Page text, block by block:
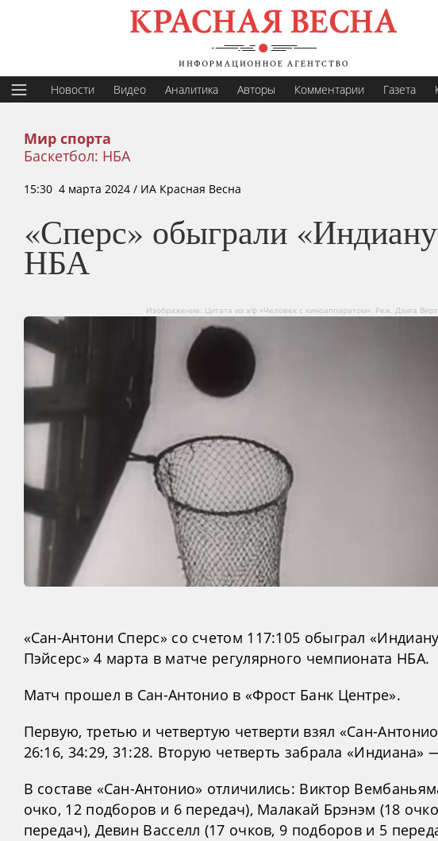
Новости Видео Аналитика Авторы Комментарии Газета
Мир спорта
Баскетбол: НБА
15:30 4 марта 2024 / ИА Красная Весна
«Сперс» обыграли
НБА
Изображение: Цитата из х∕ф «Человек с киноаппаратом». Реж. Дзига
«Сан-Антони Сперс» со счетом 117:105 обыграл «Индиану
Пэйсерс» 4 марта в матче регулярного чемпионата НБА.
Матч прошел в Сан-Антонио в «Фрост Банк Центре».
Первую, третью и четвертую четверти взял «Сан-
26:16, 34:29, 31:28. Вторую четверть забрала «Индиана»
В составе «Сан-Антонио» отличились: Виктор
очко, 12 подборов и 6 передач), Малакай Брэнэм (18
передач), Девин Васселл (17 очков, 9 подборов и 5